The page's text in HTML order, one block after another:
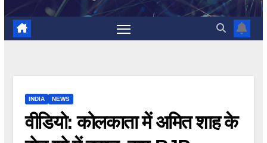
INDIA NEWS
वीडियो: कोलकाता में अमित शाह के